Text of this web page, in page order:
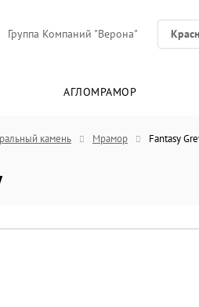
Группа Компаний "Верона"
АГЛОМРАМОР
камень Мрамор Fantasy